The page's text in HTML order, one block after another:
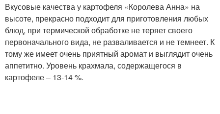
Вкусовые качества у картофеля «Королева Анна» на
высоте, прекрасно подходит для приготовления любых
блюд, при термической обработке не теряет своего
первоначального вида, не разваливается и не темнеет. К
тому же имеет очень приятный аромат и выглядит очень
аппетитно. Уровень крахмала, содержащегося в
картофеле – 13-14 %.